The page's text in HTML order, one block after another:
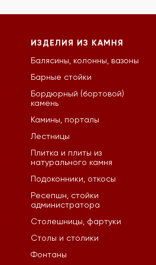
ИЗДЕЛИЯ ИЗ КАМНЯ
Балясины, колонны, вазоны
Барные стойки
Бордюрный (бортовой)
камень
Камины, порталы
Лестницы
Плитка и плиты из
натурального камня
Подоконники, откосы
Ресепшн, стойки
администратора
Столешницы, фартуки
Столы и столики
Фонтаны